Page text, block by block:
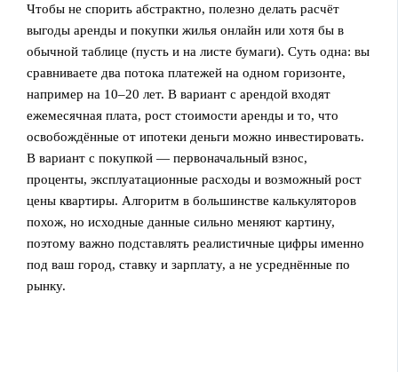
Чтобы не спорить абстрактно, полезно делать расчёт
выгоды аренды и покупки жилья онлайн или хотя бы в
обычной таблице (пусть и на листе бумаги). Суть одна: вы
сравниваете два потока платежей на одном горизонте,
например на 10–20 лет. В вариант с арендой входят
ежемесячная плата, рост стоимости аренды и то, что
освобождённые от ипотеки деньги можно инвестировать.
В вариант с покупкой — первоначальный взнос,
проценты, эксплуатационные расходы и возможный рост
цены квартиры. Алгоритм в большинстве калькуляторов
похож, но исходные данные сильно меняют картину,
поэтому важно подставлять реалистичные цифры именно
под ваш город, ставку и зарплату, а не усреднённые по
рынку.